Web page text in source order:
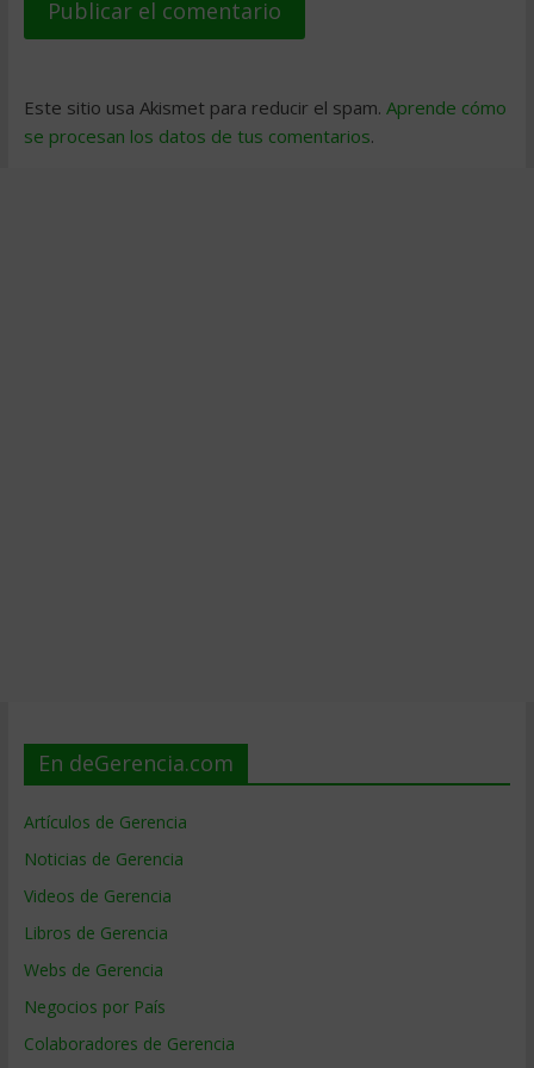
Este sitio usa Akismet para reducir el spam. Aprende cómo
se procesan los datos de tus comentarios.
En deGerencia.com
Artículos de Gerencia
Noticias de Gerencia
Videos de Gerencia
Libros de Gerencia
Webs de Gerencia
Negocios por País
Colaboradores de Gerencia